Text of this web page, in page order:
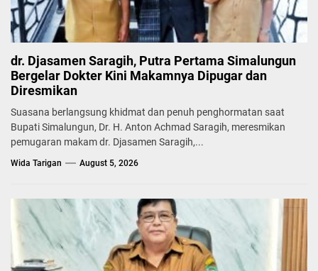
dr. Djasamen Saragih, Putra Pertama Simalungun
Bergelar Dokter Kini Makamnya Dipugar dan
Diresmikan
Suasana berlangsung khidmat dan penuh penghormatan saat
Bupati Simalungun, Dr. H. Anton Achmad Saragih, meresmikan
pemugaran makam dr. Djasamen Saragih,...
Wida Tarigan August 5, 2026